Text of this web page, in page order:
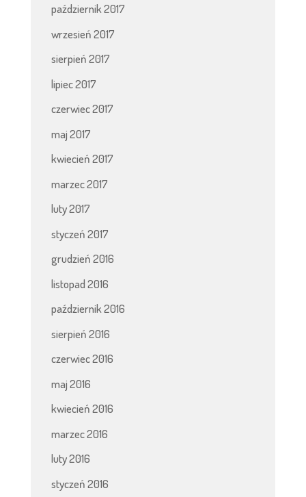
październik 2017
wrzesień 2017
sierpień 2017
lipiec 2017
czerwiec 2017
maj 2017
kwiecień 2017
marzec 2017
luty 2017
styczeń 2017
grudzień 2016
listopad 2016
październik 2016
sierpień 2016
czerwiec 2016
maj 2016
kwiecień 2016
marzec 2016
luty 2016
styczeń 2016